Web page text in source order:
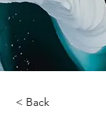
< Back